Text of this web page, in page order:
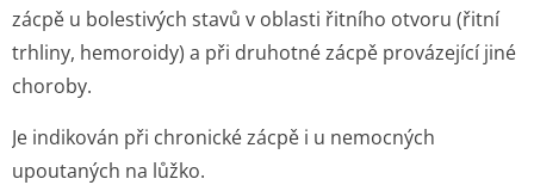
zácpě u bolestivých stavů v oblasti řitního otvoru (řitní
trhliny, hemoroidy) a při druhotné zácpě provázející jiné
choroby.
Je indikován při chronické zácpě i u nemocných
upoutaných na lůžko.